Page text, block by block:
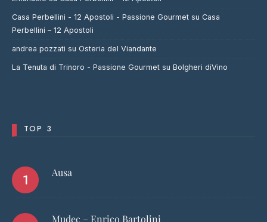
Casa Perbellini - 12 Apostoli - Passione Gourmet su Casa
Perbellini – 12 Apostoli
andrea pozzati su Osteria del Viandante
La Tenuta di Trinoro - Passione Gourmet su Bolgheri diVino
TOP 3
Ausa
Mudec – Enrico Bartolini